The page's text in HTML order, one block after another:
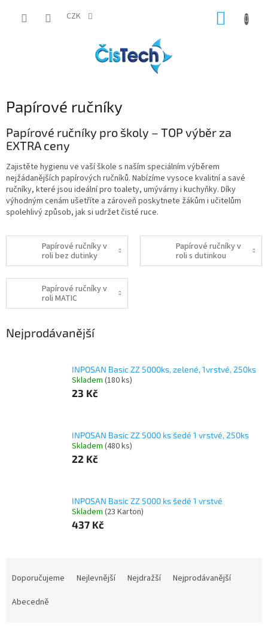
CZK
Papírové ručníky
Papírové ručníky pro školy – TOP výběr za
EXTRA ceny
Zajistěte hygienu ve vaší škole s naším speciálním výběrem
nejžádanějších papírových ručníků. Nabízíme vysoce kvalitní a savé
ručníky, které jsou ideální pro toalety, umývárny i kuchyňky. Díky
výhodným cenám ušetříte a zároveň poskytnete žákům i učitelům
spolehlivý způsob, jak si udržet čisté ruce.
Papírové ručníky v
roli bez dutinky
Papírové ručníky v
roli s dutinkou
Papírové ručníky v
roli MATIC
Nejprodávanější
INPOSAN Basic ZZ 5000ks, zelené, 1vrstvé, 250ks
Skladem (180 ks)
23 Kč
INPOSAN Basic ZZ 5000 ks šedé 1 vrstvé, 250ks
Skladem (480 ks)
22 Kč
INPOSAN Basic ZZ 5000 ks šedé 1 vrstvé
Skladem (23 Karton)
437 Kč
Doporučujeme Nejlevnější Nejdražší
Nejprodávanější
Abecedně